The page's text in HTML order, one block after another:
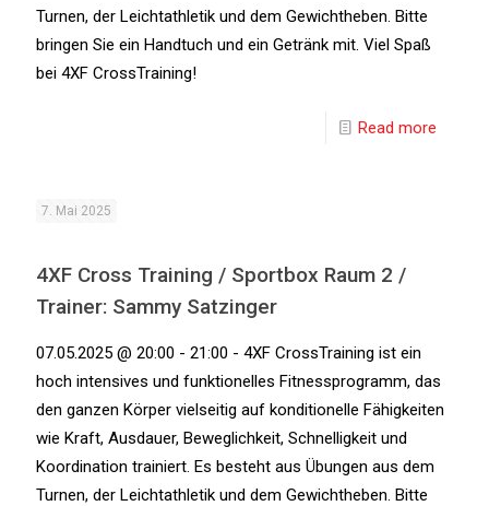
Turnen, der Leichtathletik und dem Gewichtheben. Bitte
bringen Sie ein Handtuch und ein Getränk mit. Viel Spaß
bei 4XF CrossTraining!
Read more
7. Mai 2025
4XF Cross Training / Sportbox Raum 2 /
Trainer: Sammy Satzinger
07.05.2025 @ 20:00 - 21:00 - 4XF CrossTraining ist ein
hoch intensives und funktionelles Fitnessprogramm, das
den ganzen Körper vielseitig auf konditionelle Fähigkeiten
wie Kraft, Ausdauer, Beweglichkeit, Schnelligkeit und
Koordination trainiert. Es besteht aus Übungen aus dem
Turnen, der Leichtathletik und dem Gewichtheben. Bitte